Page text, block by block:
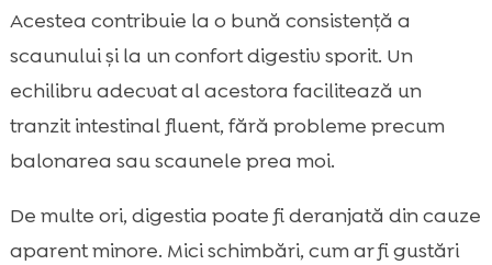
Acestea contribuie la o bună consistență a
scaunului și la un confort digestiv sporit. Un
echilibru adecvat al acestora facilitează un
tranzit intestinal fluent, fără probleme precum
balonarea sau scaunele prea moi.
De multe ori, digestia poate fi deranjată din cauze
aparent minore. Mici schimbări, cum ar fi gustări